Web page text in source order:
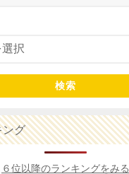
検索
ング
６位以降のランキングをみる